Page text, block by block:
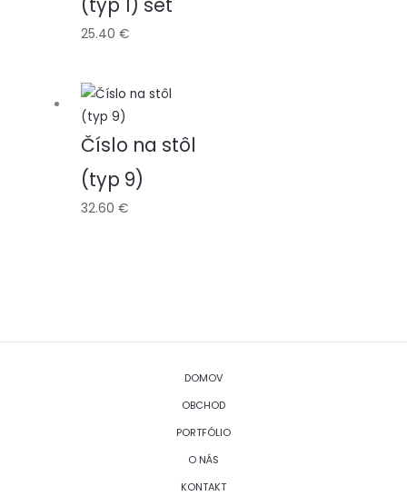
25.40€
Číslo na stôl
(typ 9)
32.60€
DOMOV
OBCHOD
PORTFÓLIO
O NÁS
KONTAKT